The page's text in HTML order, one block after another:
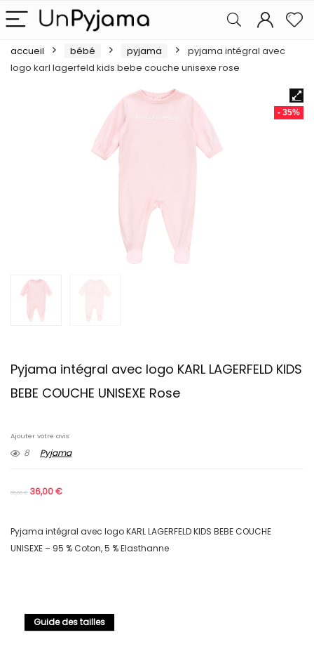
accueil bébé pyjama
pyjama intégral avec
logo karl lagerfeld kids bebe couche unisexe rose
- 35%
Pyjama intégral avec logo KARL LAGERFELD KIDS
BEBE COUCHE UNISEXE Rose
Ajouter votre avis
8 Pyjama
55,00€ 36,00€
Pyjama intégral avec logo KARL LAGERFELD KIDS BEBE COUCHE
UNISEXE – 95 % Coton, 5 % Elasthanne
Guide des tailles